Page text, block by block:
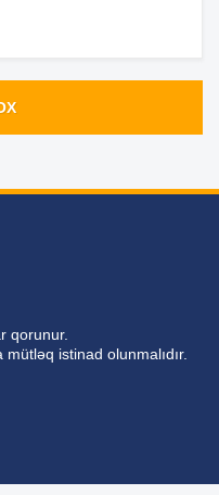
qorunur.
istinad olunmalıdır.